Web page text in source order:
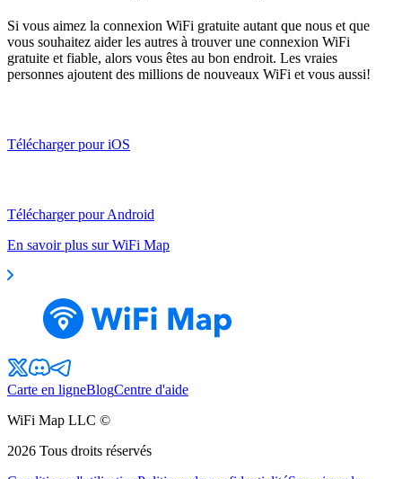
Si vous aimez la connexion WiFi gratuite autant que nous et que
vous souhaitez aider les autres à trouver une connexion WiFi
gratuite et fiable, alors vous êtes au bon endroit. Les vraies
personnes ajoutent des millions de nouveaux WiFi et vous aussi!
Télécharger pour iOS
Télécharger pour Android
En savoir plus sur WiFi Map
Carte en ligneBlogCentre d'aide
WiFi Map LLC ©
2026 Tous droits réservés